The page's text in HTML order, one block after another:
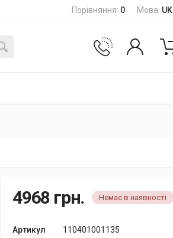
Порівняння: 0 Мова: UK
4968 грн. Немає в наявності
Артикул
110401001135